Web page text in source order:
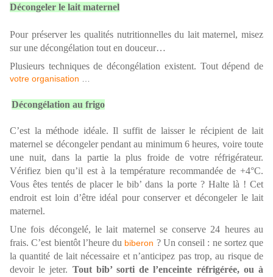
Décongeler le lait maternel
Pour préserver les qualités nutritionnelles du lait maternel, misez
sur une décongélation tout en douceur…
Plusieurs techniques de décongélation existent. Tout dépend de
votre organisation
Décongélation au frigo
C’est la méthode idéale. Il suffit de laisser le récipient de lait
maternel se décongeler pendant au minimum 6 heures, voire toute
une nuit, dans la partie la plus froide de votre réfrigérateur.
Vérifiez bien qu’il est à la température recommandée de +4°C.
Vous êtes tentés de placer le bib’ dans la porte ? Halte là ! Cet
endroit est loin d’être idéal pour conserver et décongeler le lait
maternel.
Une fois décongelé, le lait maternel se conserve 24 heures au
frais. C’est bientôt l’heure du biberon ? Un conseil : ne sortez que
la quantité de lait nécessaire et n’anticipez pas trop, au risque de
devoir le jeter. Tout bib’ sorti de l’enceinte réfrigérée, ou à